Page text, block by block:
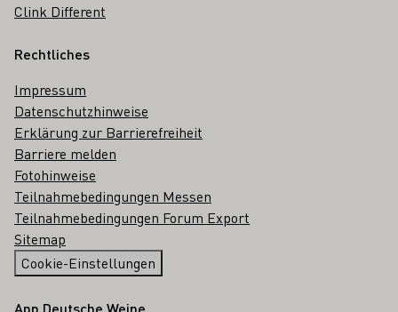
Clink Different
Rechtliches
Impressum
Datenschutzhinweise
Erklärung zur Barrierefreiheit
Barriere melden
Fotohinweise
Teilnahmebedingungen Messen
Teilnahmebedingungen Forum Export
Sitemap
Cookie-Einstellungen
App Deutsche Weine